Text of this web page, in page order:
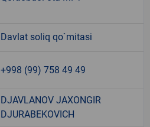
Davlat soliq qo`mitasi
+998 (99) 758 49 49
DJAVLANOV JAXONGIR
DJURABEKOVICH